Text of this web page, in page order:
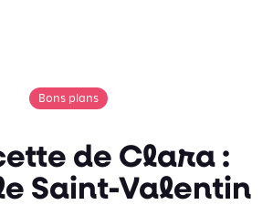
des cookies
Bons plans
de Clara :
Saint-Valentin